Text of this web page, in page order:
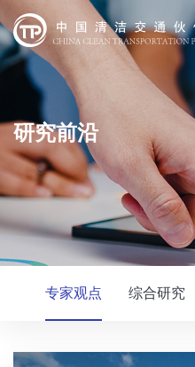
研究前沿
专家观点 综合研究